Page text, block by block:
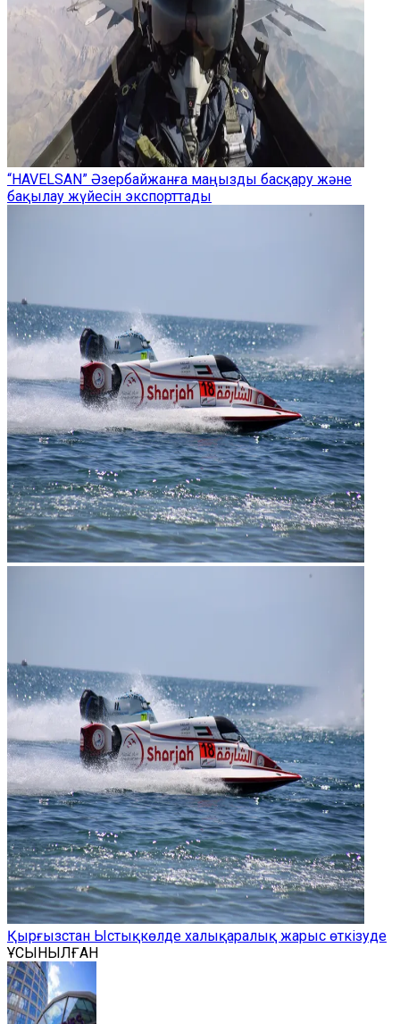
“HAVELSAN” Әзербайжанға маңызды басқару және
бақылау жүйесін экспорттады
Қырғызстан Ыстықкөлде халықаралық жарыс өткізуде
ҰСЫНЫЛҒАН